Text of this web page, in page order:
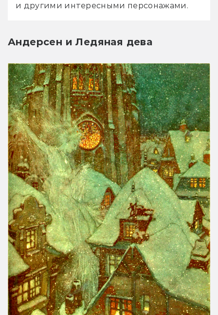
и другими интересными персонажами.
Андерсен и Ледяная дева